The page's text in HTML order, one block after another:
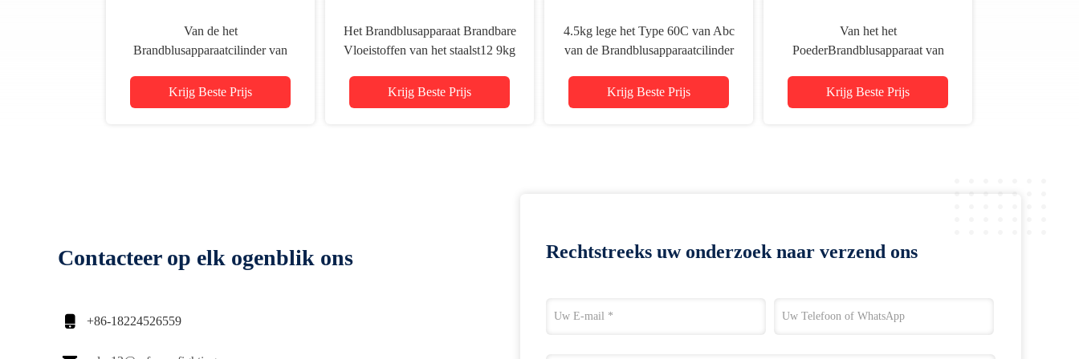
Van de het
Brandblusapparaatcilinder van
Mtidoel
Krijg Beste Prijs
Het Brandblusapparaat Brandbare
Vloeistoffen van het staalst12 9kg
Krijg Beste Prijs
4.5kg lege het Type 60C van Abc
van de Brandblusapparaatcilinder
Krijg Beste Prijs
Van het het
PoederBrandblusapparaat van
het Doel Houten Document
Krijg Beste Prijs
Contacteer op elk ogenblik ons
 +86-18224526559
Rechtstreeks uw onderzoek naar verzend ons